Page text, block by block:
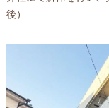
後）